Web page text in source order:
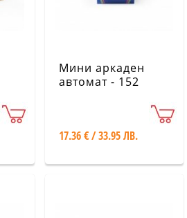
Мини аркаден
автомат - 152
17.36 € / 33.95 ЛВ.